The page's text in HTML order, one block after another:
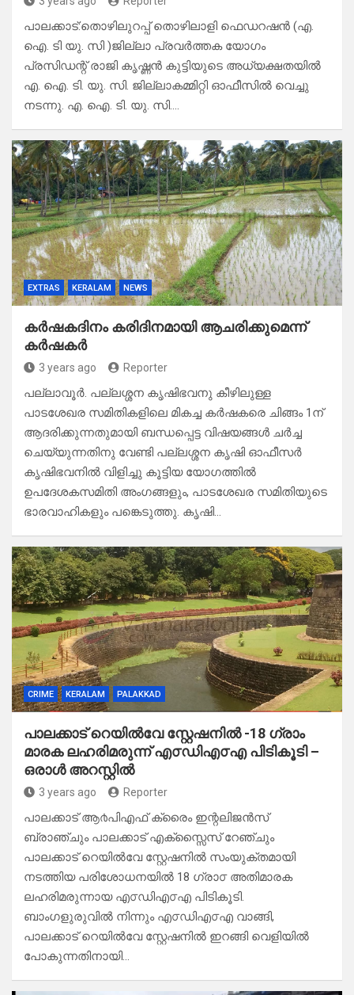
പാലക്കാട്:തൊഴിലുറപ്പ് തൊഴിലാളി ഫെഡറഷൻ (എ.
ഐ. ടി യു. സി )ജില്ലാ പ്രവർത്തക യോഗം
പ്രസിഡന്റ്‌ രാജി കൃഷ്ണൻ കുട്ടിയുടെ അധ്യക്ഷതയിൽ
എ. ഐ. ടി. യു. സി. ജില്ലാകമ്മിറ്റി ഓഫീസിൽ വെച്ചു
നടന്നു. എ. ഐ. ടി. യു. സി.…
EXTRAS KERALAM NEWS
കർഷകദിനം കരിദിനമായി ആചരിക്കുമെന്ന്
കർഷകർ
3 years ago Reporter
പല്ലാവൂർ. പല്ലശ്ശന കൃഷിഭവനു കീഴിലുള്ള
പാടശേഖര സമിതികളിലെ മികച്ച കർഷകരെ ചിങ്ങം 1ന്
ആദരിക്കുന്നതുമായി ബന്ധപ്പെട്ട വിഷയങ്ങൾ ചർച്ച
ചെയ്യുന്നതിനു വേണ്ടി പല്ലശ്ശന കൃഷി ഓഫീസർ
കൃഷിഭവനിൽ വിളിച്ചു കൂട്ടിയ യോഗത്തിൽ
ഉപദേശകസമിതി അംഗങ്ങളും, പാടശേഖര സമിതിയുടെ
ഭാരവാഹികളും പങ്കെടുത്തു. കൃഷി…
CRIME KERALAM PALAKKAD
പാലക്കാട്‌ റെയിൽവേ സ്റ്റേഷനിൽ -18 ഗ്രാം
മാരക ലഹരിമരുന്ന് എ൦ഡിഎ൦എ പിടികൂടി –
ഒരാൾ അറസ്റ്റിൽ
3 years ago Reporter
പാലക്കാട്‌ ആ൪പിഎഫ് ക്രൈം ഇന്റലിജൻസ്
ബ്രാഞ്ചും പാലക്കാട്‌ എക്സ്സൈസ് റേഞ്ചും
പാലക്കാട്‌ റെയിൽവേ സ്റ്റേഷനിൽ സംയുക്തമായി
നടത്തിയ പരിശോധനയിൽ 18 ഗ്രാ൦ അതിമാരക
ലഹരിമരുന്നായ എ൦ഡിഎ൦എ പിടികൂടി.
ബാംഗളുരുവിൽ നിന്നും എ൦ഡിഎ൦എ വാങ്ങി,
പാലക്കാട്‌ റെയിൽവേ സ്റ്റേഷനിൽ ഇറങ്ങി വെളിയിൽ
പോകുന്നതിനായി…